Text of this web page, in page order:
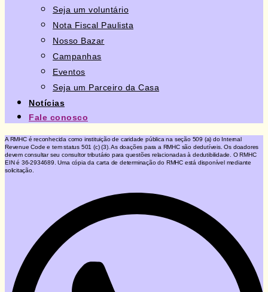
Seja um voluntário
Nota Fiscal Paulista
Nosso Bazar
Campanhas
Eventos
Seja um Parceiro da Casa
Notícias
Fale conosco
A RMHC é reconhecida como instituição de caridade pública na seção 509 (a) do Internal
Revenue Code e tem status 501 (c) (3). As doações para a RMHC são dedutíveis. Os doadores
devem consultar seu consultor tributário para questões relacionadas à dedutibilidade. O RMHC
EIN é 36-2934689. Uma cópia da carta de determinação do RMHC está disponível mediante
solicitação.